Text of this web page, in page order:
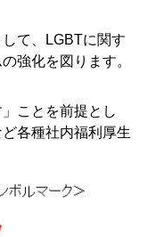
て、LGBTに関す
強化を図ります。
ことを前提とし
各種社内福利厚生